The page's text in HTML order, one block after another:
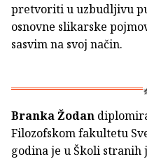
pretvoriti u uzbudljivu
osnovne slikarske
sasvim na svoj način.
Branka Žodan
Filozofskom fakultetu
godina je u Školi stranih